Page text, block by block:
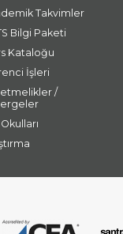
Takvimler
Bilgi Paketi
Kataloğu
İşleri
/